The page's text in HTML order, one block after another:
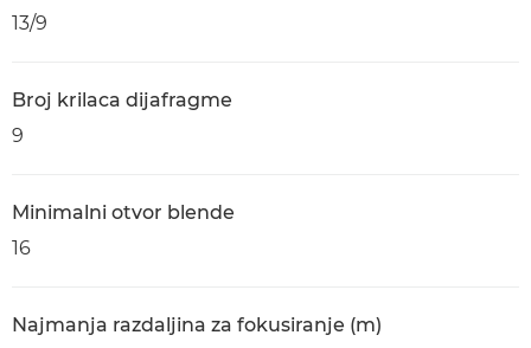
13/9
Broj krilaca dijafragme
9
Minimalni otvor blende
16
Najmanja razdaljina za fokusiranje (m)